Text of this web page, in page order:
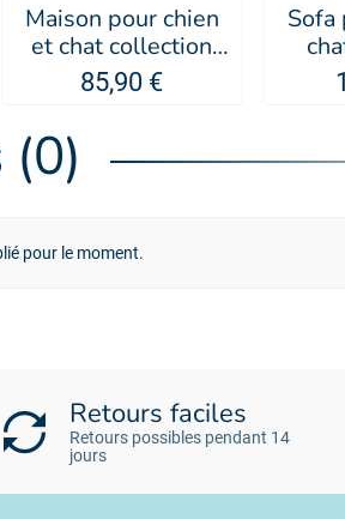
Maison pour chien
et chat collection
Avenue Montaigne -
MARTIN SELLIER
85,90 €
Sofa
pour le moment.
Retours faciles
Retours possibles pendant 14
jours